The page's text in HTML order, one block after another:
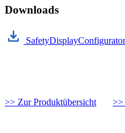
Downloads
>> Zur Produktübersicht >>